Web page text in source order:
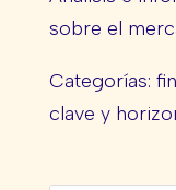
sobre el
Categorías:
clave y